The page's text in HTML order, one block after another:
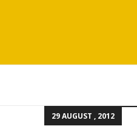
29 AUGUST , 2012